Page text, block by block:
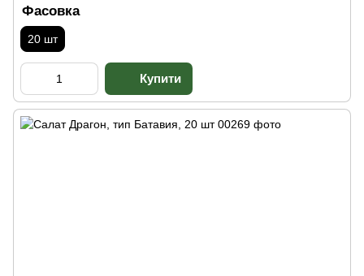
Фасовка
20 шт